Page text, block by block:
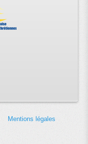
Mentions légales